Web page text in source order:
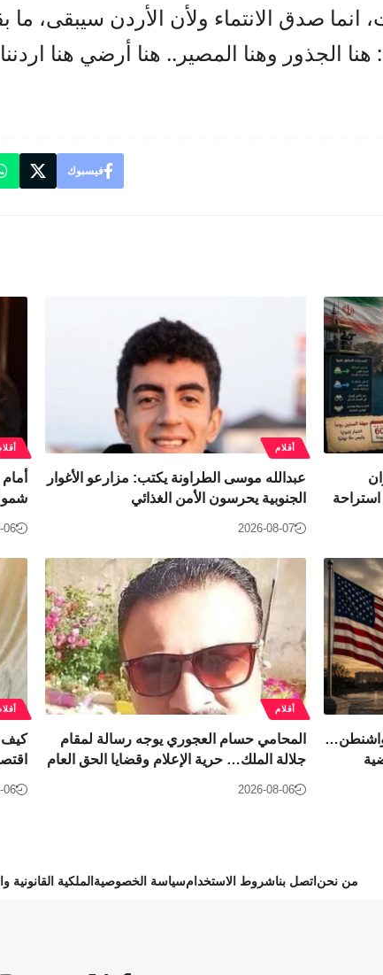
انما صدق الانتماء ولأن الأردن سيبقى،
هنا الجذور وهنا المصير.. هنا أرضي هنا
فيسبوك
أقلام
عبدالله موسى الطراونة يكتب: مزارعو الأغوار
الجنوبية يحرسون الأمن الغذائي
2026-08-07
06
واشنطن…
أقلام
المحامي حسام العجوري يوجه رسالة لمقام
جلالة الملك… حرية الإعلام وقضايا الحق العام
2026-08-06
كيف
06
من نحن اتصل بناشروط الاستخدامسياسة الخصوصية الملكية القانونية